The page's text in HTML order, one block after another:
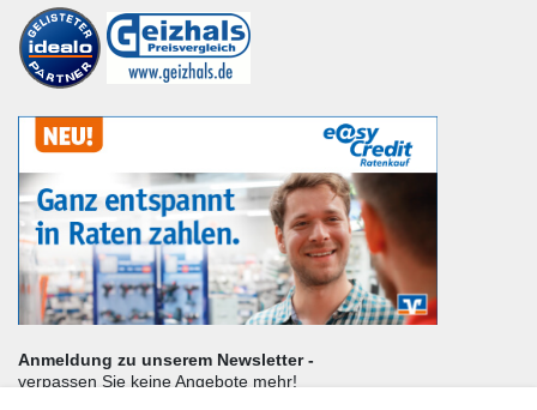
Anmeldung zu unserem Newsletter -
verpassen Sie keine Angebote mehr!